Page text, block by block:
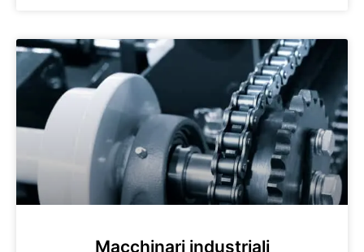
Macchinari industriali